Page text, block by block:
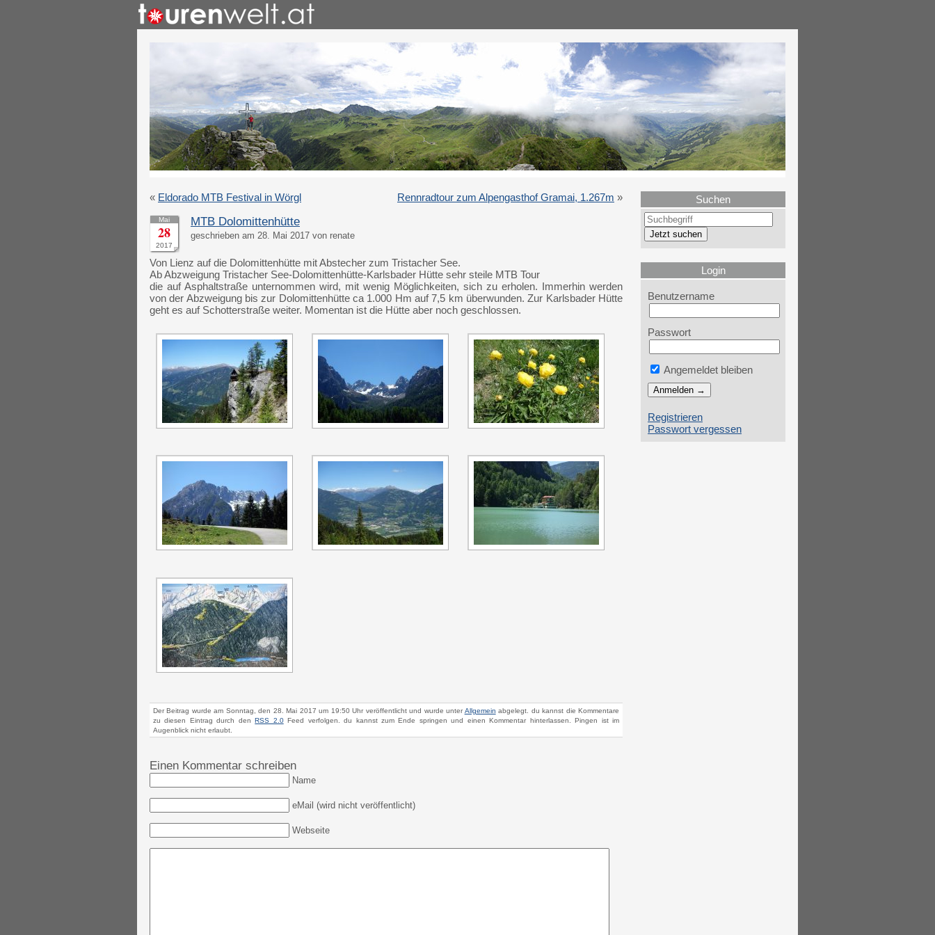
« Eldorado MTB Festival in Wörgl Rennradtour zum Alpengasthof Gramai, 1.267m »
Mai
28
2017
MTB Dolomittenhütte
geschrieben am 28. Mai 2017 von renate
Von Lienz auf die Dolomittenhütte mit Abstecher zum Tristacher See.
Ab Abzweigung Tristacher See-Dolomittenhütte-Karlsbader Hütte sehr steile MTB Tour
die auf Asphaltstraße unternommen wird, mit wenig Möglichkeiten, sich zu erholen. Immerhin werden
von der Abzweigung bis zur Dolomittenhütte ca 1.000 Hm auf 7,5 km überwunden. Zur Karlsbader Hütte
geht es auf Schotterstraße weiter. Momentan ist die Hütte aber noch geschlossen.
Der Beitrag wurde am Sonntag, den 28. Mai 2017 um 19:50 Uhr veröffentlicht und wurde unter Allgemein abgelegt. du kannst die Kommentare
zu diesen Eintrag durch denRSS 2.0Feed verfolgen. du kannst zum Ende springen und einen Kommentar hinterlassen. Pingen ist im
Augenblick nicht erlaubt.
Einen Kommentar schreiben
Name
eMail (wird nicht veröffentlicht)
Webseite
Suchen
Login
Benutzername
Passwort
Angemeldet bleiben
Registrieren
Passwort vergessen